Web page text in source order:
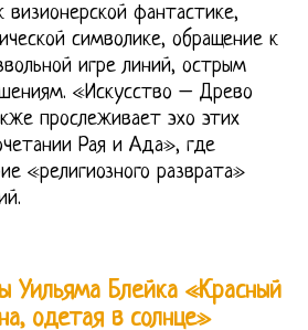
визионерской фантастике,
символике, обращение к
игре линий, острым
«Искусство – Древо
прослеживает эхо этих
Рая и Ада», где
«религиозного разврата»
Уильяма Блейка «Красный
одетая в солнце»